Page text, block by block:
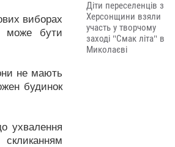
виборах
може бути
не мають
будинок
ухвалення
Діти переселенців з
Херсонщини взяли
участь у творчому
заході "Смак літа" в
Миколаєві